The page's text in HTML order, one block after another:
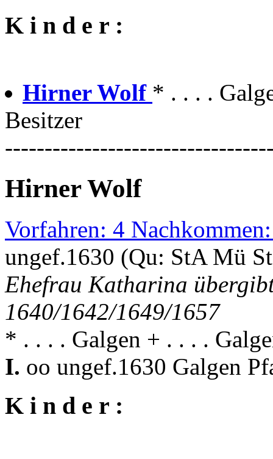
K i n d e r :
Hirner Wolf * . . . .
Besitzer
Hirner Wolf
Vorfahren: 4
ungef.1630 (Qu: StA Mü
Ehefrau Katharina
1640/1642/1649/1657
* . . . . Galgen + . . . .
I. oo ungef.1630 Galgen
K i n d e r :